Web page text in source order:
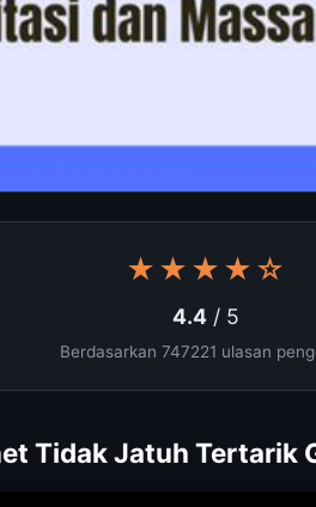
★★★★☆
4.4 / 5
Berdasarkan 747221 ulasan
Tidak Jatuh Tertarik